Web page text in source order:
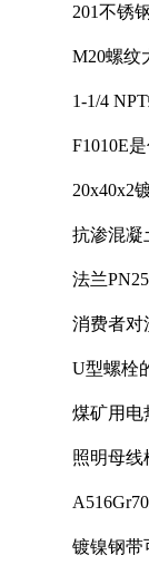
201不锈
M20螺纹
1-1/4
F1010E
20x40x2
抗渗混凝
法兰
消费者对
U型螺栓
煤矿用电
照明母线
镀镍钢带